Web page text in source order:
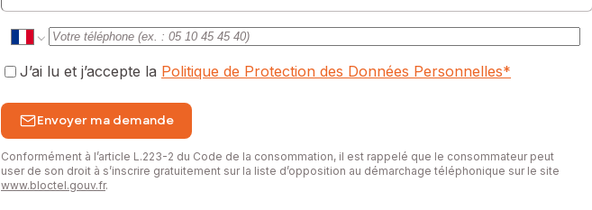
J’ai lu et j’accepte la Politique de Protection des Données Personnelles*
Envoyer ma demande
Conformément à l’article L.223-2 du Code de la consommation, il est rappelé que le consommateur peut
user de son droit à s’inscrire gratuitement sur la liste d’opposition au démarchage téléphonique sur le site
www.bloctel.gouv.fr.